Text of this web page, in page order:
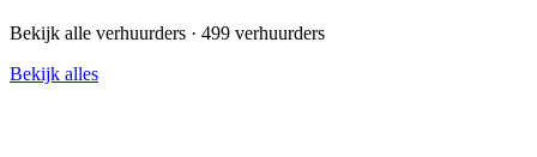
Bekijk alle verhuurders · 499 verhuurders
Bekijk alles